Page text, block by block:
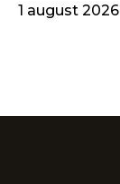
1 august 2026